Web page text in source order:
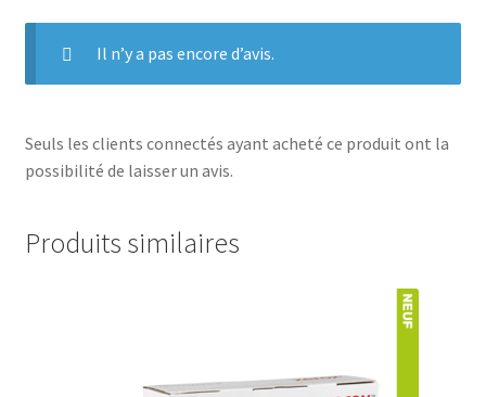
Il n’y a pas encore d’avis.
Seuls les clients connectés ayant acheté ce produit ont la
possibilité de laisser un avis.
Produits similaires